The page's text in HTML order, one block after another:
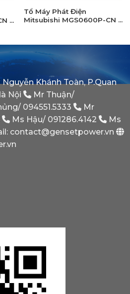
–
Tổ Máy Phát Điện
Mitsubishi MGS0600P-CN –
Khánh Toàn, P.Quan
Nội
Mr Thuận/
094551.5333
Mr
Ms Hậu/ 091286.4142
Ms
contact@gensetpower.vn